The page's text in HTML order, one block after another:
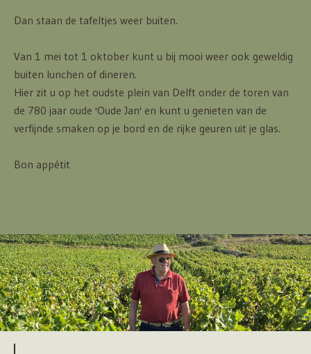
Dan staan de tafeltjes weer buiten.
Van 1 mei tot 1 oktober kunt u bij mooi weer ook geweldig
buiten lunchen of dineren.
Hier zit u op het oudste plein van Delft onder de toren van
de 780 jaar oude 'Oude Jan' en kunt u genieten van de
verfijnde smaken op je bord en de rijke geuren uit je glas.
Bon appétit